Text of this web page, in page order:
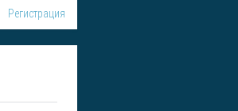
Регистрация